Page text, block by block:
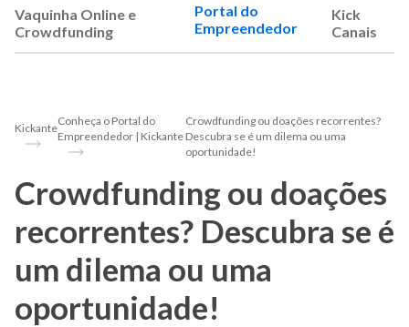
Vaquinha Online e
Crowdfunding
Portal do
Empreendedor
Kick
Canais
Kickante
Conheça o Portal do
Empreendedor | Kickante
Crowdfunding ou doações recorrentes?
Descubra se é um dilema ou uma
oportunidade!
Crowdfunding ou doações
recorrentes? Descubra se é
um dilema ou uma
oportunidade!